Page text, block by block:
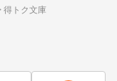
得トク文庫